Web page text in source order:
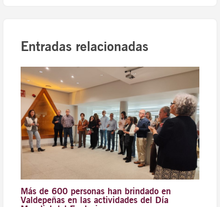
Entradas relacionadas
Más de 600 personas han brindado en
Valdepeñas en las actividades del Día